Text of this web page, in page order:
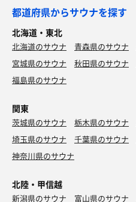
都道府県からサウナを探す
北海道・東北
北海道のサウナ 青森県のサウナ
宮城県のサウナ
秋田県のサウナ
福島県のサウナ
関東
茨城県のサウナ 栃木県のサウナ
埼玉県のサウナ
千葉県のサウナ
神奈川県のサウナ
北陸・甲信越
新潟県のサウナ 富山県のサウナ